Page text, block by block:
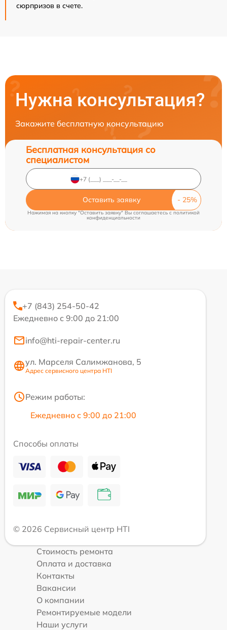
сюрпризов в счете.
Нужна консультация?
Закажите бесплатную консультацию
Бесплатная консультация со
специалистом
Оставить заявку
Нажимая на кнопку "Оставить заявку" Вы соглашаетесь cполитикой
конфиденциальности
+7 (843) 254-50-42
Ежедневно с 9:00 до 21:00
info@hti-repair-center.ru
ул. Марселя Салимжанова, 5
Адрес сервисного центра HTI
Режим работы:
Ежедневно с 9:00 до 21:00
Способы оплаты
© 2026 Сервисный центр HTI
Стоимость ремонта
Оплата и доставка
Контакты
Вакансии
О компании
Ремонтируемые модели
Наши услуги